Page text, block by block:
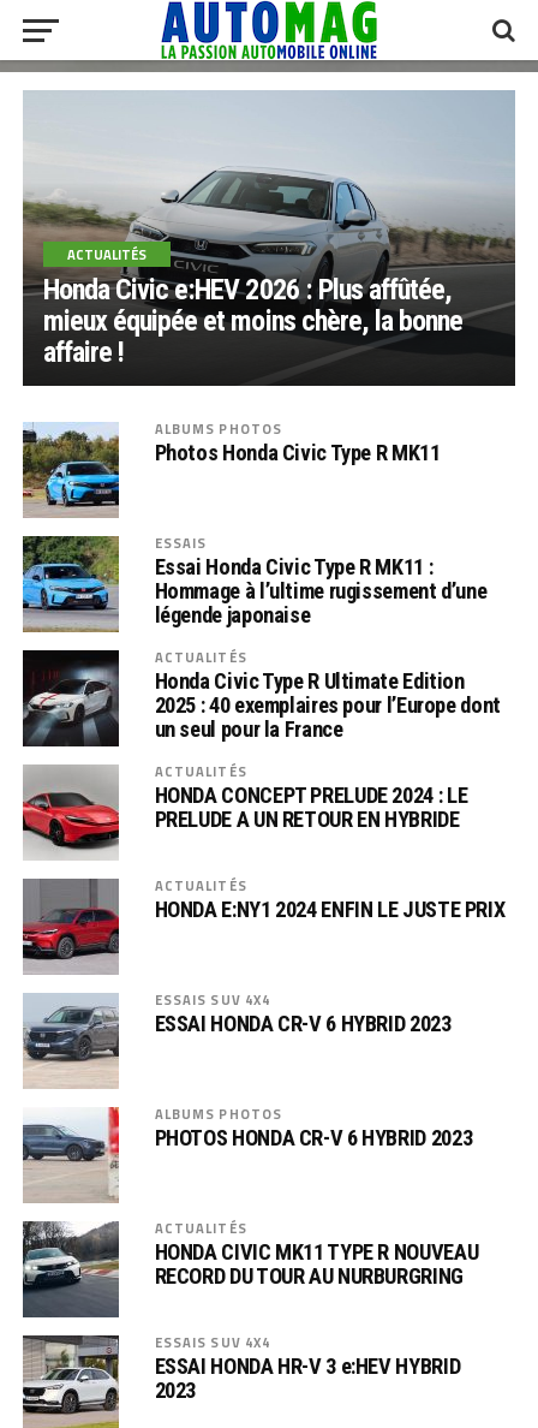
ACTUALITÉS
Honda Civic e:HEV 2026 : Plus affûtée,
mieux équipée et moins chère, la bonne
affaire !
ALBUMS PHOTOS
Photos Honda Civic Type R MK11
ESSAIS
Essai Honda Civic Type R MK11 :
Hommage à l’ultime rugissement d’une
légende japonaise
ACTUALITÉS
Honda Civic Type R Ultimate Edition
2025 : 40 exemplaires pour l’Europe dont
un seul pour la France
ACTUALITÉS
HONDA CONCEPT PRELUDE 2024 : LE
PRELUDE A UN RETOUR EN HYBRIDE
ACTUALITÉS
HONDA E:NY1 2024 ENFIN LE JUSTE PRIX
ESSAIS SUV 4X4
ESSAI HONDA CR-V 6 HYBRID 2023
ALBUMS PHOTOS
PHOTOS HONDA CR-V 6 HYBRID 2023
ACTUALITÉS
HONDA CIVIC MK11 TYPE R NOUVEAU
RECORD DU TOUR AU NURBURGRING
ESSAIS SUV 4X4
ESSAI HONDA HR-V 3 e:HEV HYBRID
2023